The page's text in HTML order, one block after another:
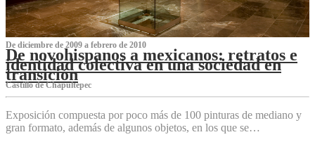
De diciembre de 2009 a febrero de 2010
De novohispanos a mexicanos: retratos e
identidad colectiva en una sociedad en
transición
Castillo de Chapultepec
Exposición compuesta por poco más de 100 pinturas de mediano y
gran formato, además de algunos objetos, en los que se…